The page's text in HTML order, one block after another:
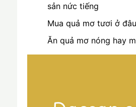
sản nức tiếng
Mua quả mơ tươi ở
Ăn quả mơ nóng hay